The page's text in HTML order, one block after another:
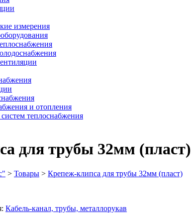
измерения
и отопления
теплоснабжения
для трубы 32мм (пласт)
> Товары > Крепеж-клипса для трубы 32мм (пласт)
Кабель-канал, трубы, металлорукав